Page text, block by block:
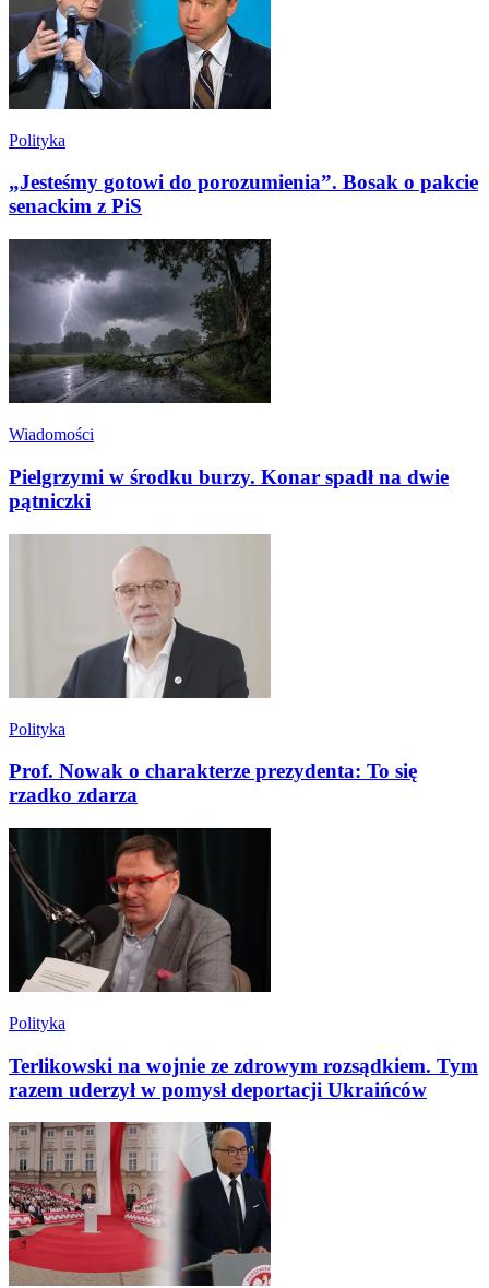
Polityka
„Jesteśmy gotowi do porozumienia”. Bosak o pakcie
senackim z PiS
Wiadomości
Pielgrzymi w środku burzy. Konar spadł na dwie
pątniczki
Polityka
Prof. Nowak o charakterze prezydenta: To się
rzadko zdarza
Polityka
Terlikowski na wojnie ze zdrowym rozsądkiem. Tym
razem uderzył w pomysł deportacji Ukraińców